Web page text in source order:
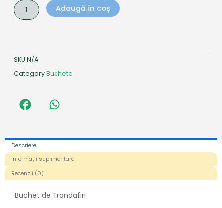
Adaugă în coș
SKU N/A
CategoryBuchete
Descriere
Informații suplimentare
Recenzii (0)
Buchet de Trandafiri